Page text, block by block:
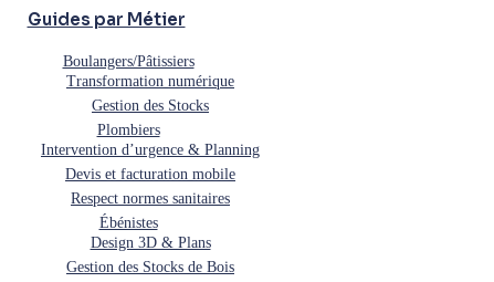
Guides par Métier
Boulangers/Pâtissiers
Transformation numérique
Gestion des Stocks
Plombiers
Intervention d’urgence & Planning
Devis et facturation mobile
Respect normes sanitaires
Ébénistes
Design 3D & Plans
Gestion des Stocks de Bois